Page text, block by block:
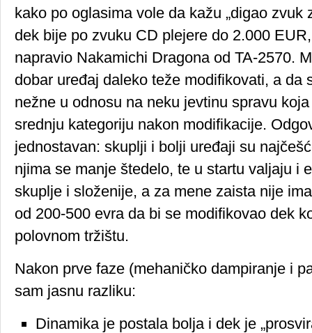
kako po oglasima vole da kažu „digao zvuk
dek bije po zvuku CD plejere do 2.000
napravio Nakamichi Dragona od TA-2570.
dobar uređaj daleko teže modifikovati, a da
nežne u odnosu na neku jevtinu spravu
srednju kategoriju nakon modifikacije.
jednostavan: skuplji i bolji uređaji su
njima se manje štedelo, te u startu valjaju i
skuplje i složenije, a za mene zaista nije
od 200-500 evra da bi se modifikovao dek
polovnom tržištu.
Nakon prve faze (mehaničko dampiranje i
sam jasnu razliku:
Dinamika je postala bolja i dek je